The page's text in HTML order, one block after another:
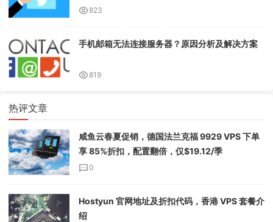
823
手机邮箱无法连接服务器？原因分析及解决方案
819
热评文章
咸鱼云春夏促销，德国法兰克福 9929 VPS 下单
享 85%折扣，配置翻倍，仅$19.12/季
0
Hostyun 官网地址及折扣代码，香港 VPS 套餐介
绍